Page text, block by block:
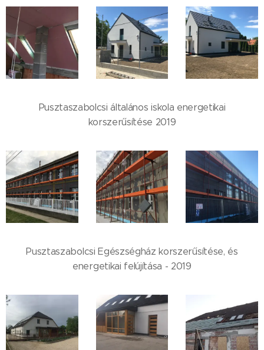
Pusztaszabolcsi általános iskola energetikai
korszerűsítése 2019
Pusztaszabolcsi Egészségház korszerűsítése, és
energetikai felújítása - 2019